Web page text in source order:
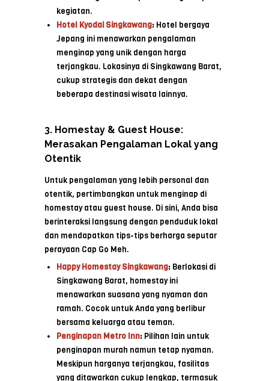
kegiatan.
Hotel Kyodai Singkawang: Hotel bergaya
Jepang ini menawarkan pengalaman
menginap yang unik dengan harga
terjangkau. Lokasinya di Singkawang Barat,
cukup strategis dan dekat dengan
beberapa destinasi wisata lainnya.
3. Homestay & Guest House:
Merasakan Pengalaman Lokal yang
Otentik
Untuk pengalaman yang lebih personal dan
otentik, pertimbangkan untuk menginap di
homestay atau guest house. Di sini, Anda bisa
berinteraksi langsung dengan penduduk lokal
dan mendapatkan tips-tips berharga seputar
perayaan Cap Go Meh.
Happy Homestay Singkawang: Berlokasi di
Singkawang Barat, homestay ini
menawarkan suasana yang nyaman dan
ramah. Cocok untuk Anda yang berlibur
bersama keluarga atau teman.
Penginapan Metro Inn: Pilihan lain untuk
penginapan murah namun tetap nyaman.
Meskipun harganya terjangkau, fasilitas
yang ditawarkan cukup lengkap, termasuk